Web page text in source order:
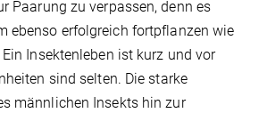
Paarung zu verpassen, denn es
ebenso erfolgreich fortpflanzen wie
Insektenleben ist kurz und vor
sind selten. Die starke
männlichen Insekts hin zur